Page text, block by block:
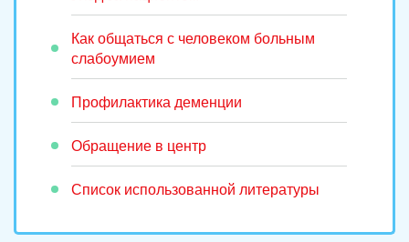
Как общаться с человеком больным
слабоумием
Профилактика деменции
Обращение в центр
Список использованной литературы